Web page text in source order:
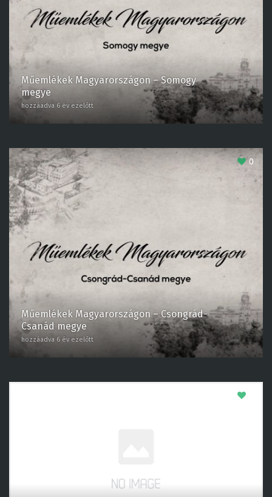
Műemlékek Magyarországon – Somogy
megye
Műemlékek Magyarországon – Csongrád-
Csanád megye
hozzáadva 6 év ezelőtt
0